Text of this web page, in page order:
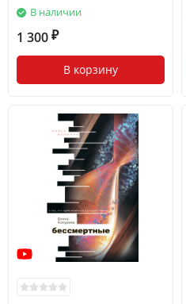
В наличии
1 300 ₽
В корзину